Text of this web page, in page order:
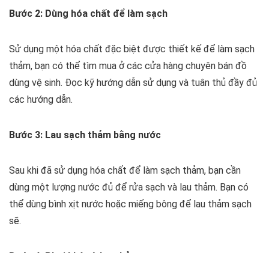
Bước 2: Dùng hóa chất để làm sạch
Sử dụng một hóa chất đặc biệt được thiết kế để làm sạch
thảm, bạn có thể tìm mua ở các cửa hàng chuyên bán đồ
dùng vệ sinh. Đọc kỹ hướng dẫn sử dụng và tuân thủ đầy đủ
các hướng dẫn.
Bước 3: Lau sạch thảm bằng nước
Sau khi đã sử dụng hóa chất để làm sạch thảm, bạn cần
dùng một lượng nước đủ để rửa sạch và lau thảm. Bạn có
thể dùng bình xịt nước hoặc miếng bông để lau thảm sạch
sẽ.